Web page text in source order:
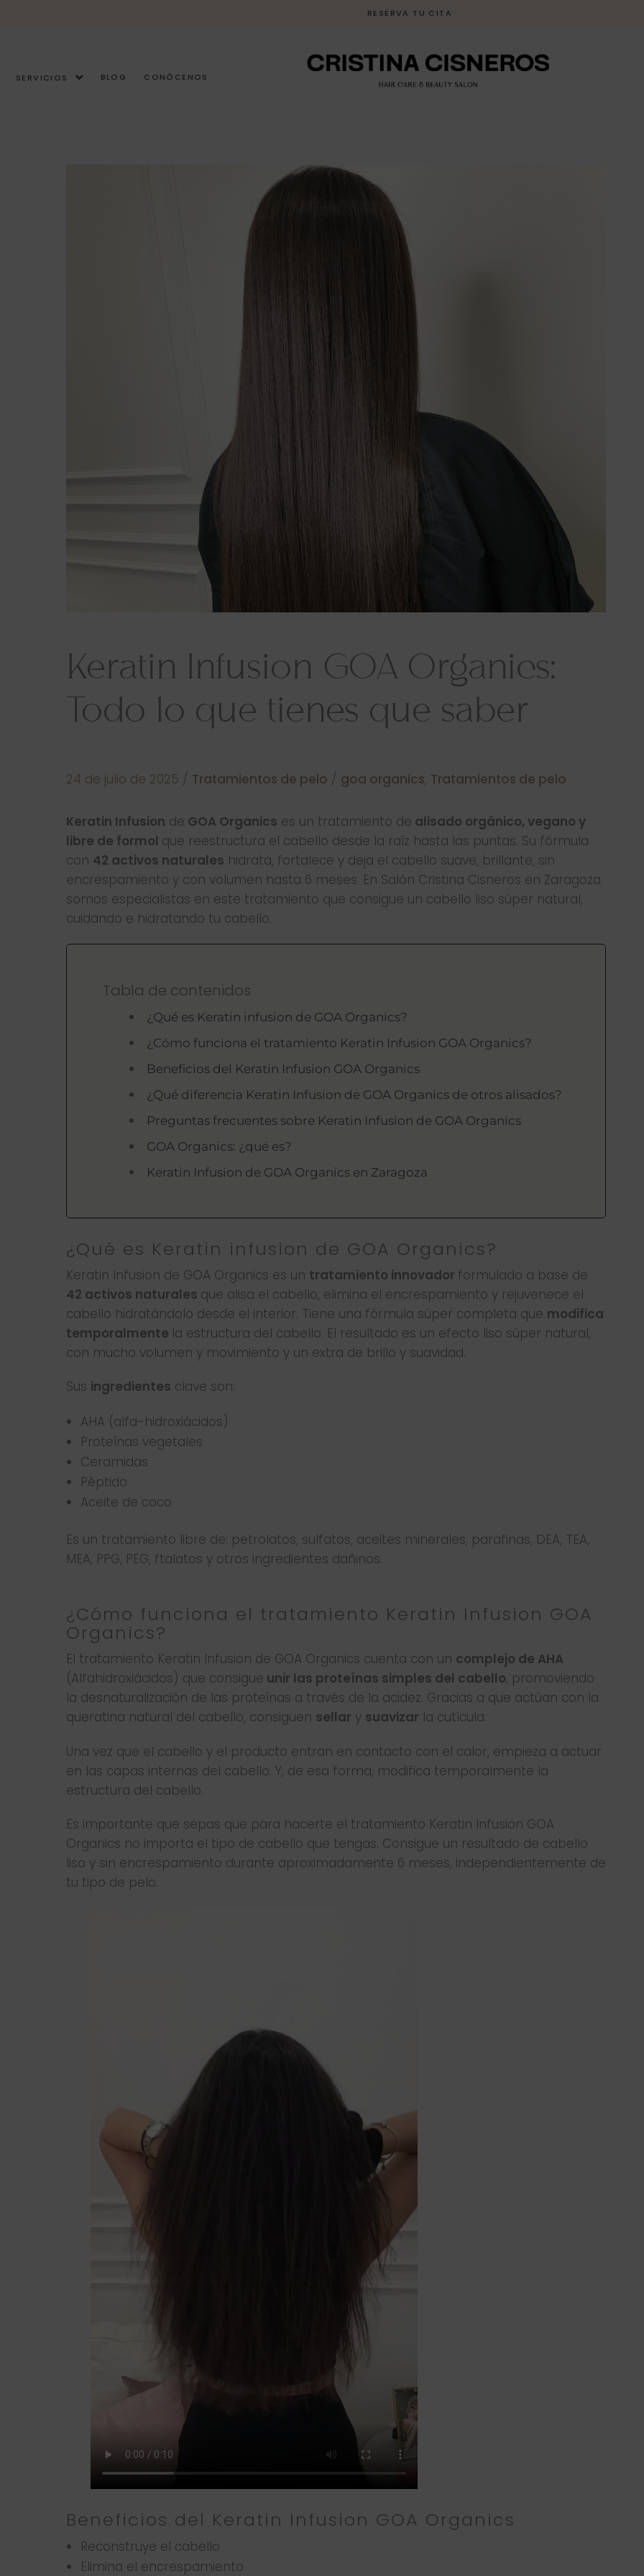
RESERVA TU CITA
SERVICIOS BLOG CONÓCENOS
Keratin Infusion GOA Organics:
Todo lo que tienes que saber
24 de julio de 2025 / Tratamientos de pelo / goa organics, Tratamientos de pelo
Keratin Infusion de GOA Organics es un tratamiento de alisado orgánico, vegano y
libre de formol que reestructura el cabello desde la raíz hasta las puntas. Su fórmula
con 42 activos naturales hidrata, fortalece y deja el cabello suave, brillante, sin
encrespamiento y con volumen hasta 6 meses. En Salón Cristina Cisneros en Zaragoza
somos especialistas en este tratamiento que consigue un cabello liso súper natural,
cuidando e hidratando tu cabello.
Tabla de contenidos
¿Qué es Keratin infusion de GOA Organics?
¿Cómo funciona el tratamiento Keratin Infusion GOA Organics?
Beneficios del Keratin Infusion GOA Organics
¿Qué diferencia Keratin Infusion de GOA Organics de otros alisados?
Preguntas frecuentes sobre Keratin Infusion de GOA Organics
GOA Organics: ¿qué es?
Keratin Infusion de GOA Organics en Zaragoza
¿Qué es Keratin infusion de GOA Organics?
Keratin Infusion de GOA Organics es un tratamiento innovador formulado a base de
42 activos naturales que alisa el cabello, elimina el encrespamiento y rejuvenece el
cabello hidratándolo desde el interior. Tiene una fórmula súper completa que modifica
temporalmente la estructura del cabello. El resultado es un efecto liso súper natural,
con mucho volumen y movimiento y un extra de brillo y suavidad.
Sus ingredientes clave son:
AHA (alfa-hidroxiácidos)
Proteínas vegetales
Ceramidas
Péptido
Aceite de coco
Es un tratamiento libre de: petrolatos, sulfatos, aceites minerales, parafinas, DEA, TEA,
MEA, PPG, PEG, ftalatos y otros ingredientes dañinos.
¿Cómo funciona el tratamiento Keratin Infusion GOA
Organics?
El tratamiento Keratin Infusion de GOA Organics cuenta con un complejo de AHA
(Alfahidroxiácidos) que consigue unir las proteínas simples del cabello, promoviendo
la desnaturalización de las proteínas a través de la acidez. Gracias a que actúan con la
queratina natural del cabello, consiguen sellar y suavizar la cutícula.
Una vez que el cabello y el producto entran en contacto con el calor, empieza a actuar
en las capas internas del cabello. Y, de esa forma, modifica temporalmente la
estructura del cabello.
Es importante que sepas que para hacerte el tratamiento Keratin Infusion GOA
Organics no importa el tipo de cabello que tengas. Consigue un resultado de cabello
liso y sin encrespamiento durante aproximadamente 6 meses, independientemente de
tu tipo de pelo.
Beneficios del Keratin Infusion GOA Organics
Reconstruye el cabello
Elimina el encrespamiento